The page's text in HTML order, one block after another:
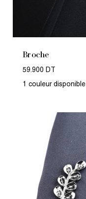
Broche
59.900 DT
1 couleur disponible